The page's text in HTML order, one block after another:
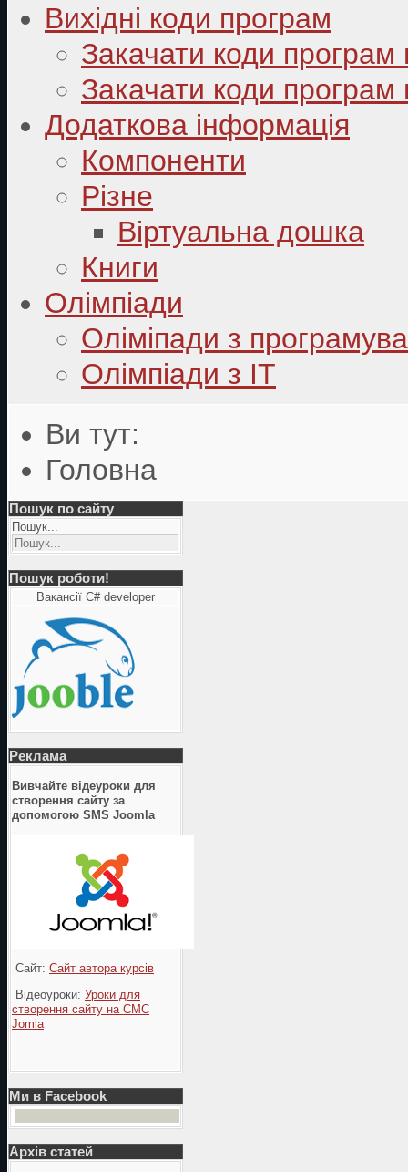
Вихідні коди програм
Закачати коди програм
Закачати коди програм
Додаткова інформація
Компоненти
Різне
Віртуальна дошка
Книги
Олімпіади
Оліміпади з
Олімпіади з ІТ
Ви тут:
Головна
Пошук по сайту
Пошук...
Пошук роботи!
Вакансії C# developer
Реклама
Вивчайте відеуроки для
створення сайту за
допомогою SMS Joomla
Сайт: Сайт автора курсів
Відеоуроки: Уроки для
створення сайту на СМС
Jomla
Ми в Facebook
Архів статей